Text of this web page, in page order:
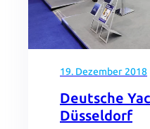
19. Dezember 2018
Deutsche
Düsseldorf